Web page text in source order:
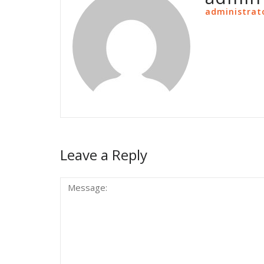
Leave a Reply